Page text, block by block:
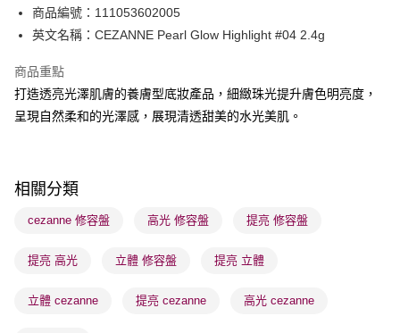
PayMe
WeChat Pay
BoC Pay
送貨方式
每筆HK$65.00，滿HK$300.00或以上免運費
確認發貨後1-3 工作天送達，訂單將隨機分配至SF順豐速運或京東
每筆HK$65.00，滿HK$300.00或以上免運費
商品編號：111053602005
英文名稱：CEZANNE Pearl Glow Highlight #04 2.4g
商品重點
打造透亮光澤肌膚的養膚型底妝產品，細緻珠光提升膚色明亮度，
呈現自然柔和的光澤感，展現清透甜美的水光美肌。
相關分類
cezanne 修容盤 高光 修容盤 提亮 修容盤
提亮 高光 立體 修容盤 提亮 立體
立體 cezanne 提亮 cezanne 高光 cezanne